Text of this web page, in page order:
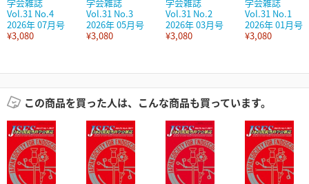
Vol.31 No.4
2026年 07月号
¥3,080
Vol.31 No.3
2026年 05月号
¥3,080
Vol.31 No.2
2026年 03月号
¥3,080
Vol.31 No.1
2026年 01月号
¥3,080
この商品を買った人は、こんな商品も買っています。